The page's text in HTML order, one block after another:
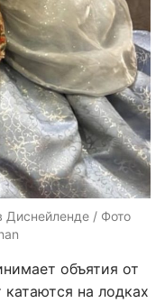
Диснейленде / Фото
объятия от
на лодках